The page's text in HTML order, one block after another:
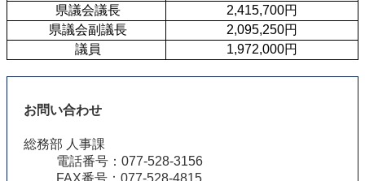
県議会議長
2,415,700円
県議会副議長
2,095,250円
議員
1,972,000円
お問い合わせ
総務部 人事課
電話番号：077-528-3156
FAX番号：077-528-4815